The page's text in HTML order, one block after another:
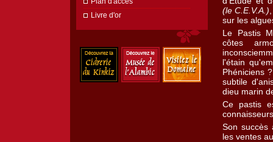
Livre d'or
(le C.E.V.A.)
sur les
Le Pastis
côtes
l'étain
Phéniciens
subtile
dieu marin
Ce pastis
Son
les ventes